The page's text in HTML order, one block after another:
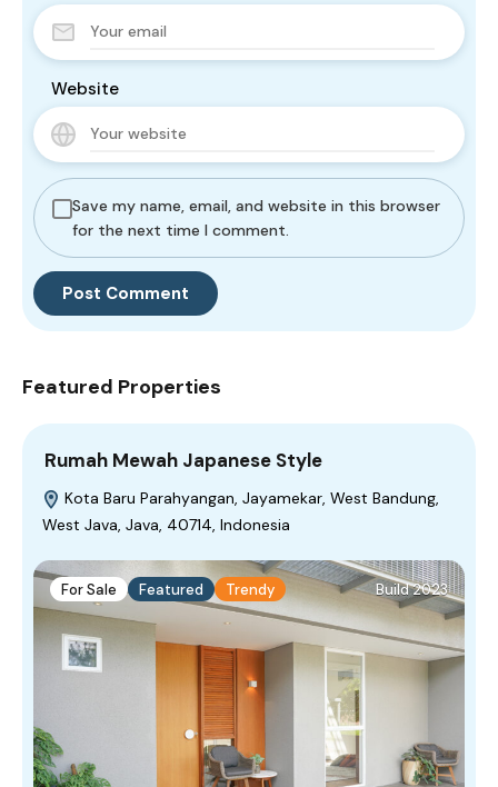
Website
Save my name, email, and website in this browser
for the next time I comment.
Featured Properties
Rumah Mewah Japanese Style
Kota Baru Parahyangan, Jayamekar, West Bandung,
West Java, Java, 40714, Indonesia
For Sale Featured Trendy Build 2023